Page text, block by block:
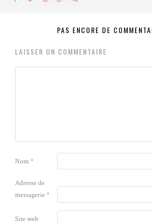
PAS ENCORE DE
LAISSER UN COMMENTAIRE
Nom*
Adresse de
messagerie*
Site web